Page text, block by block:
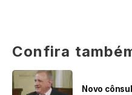
Confira
Novo